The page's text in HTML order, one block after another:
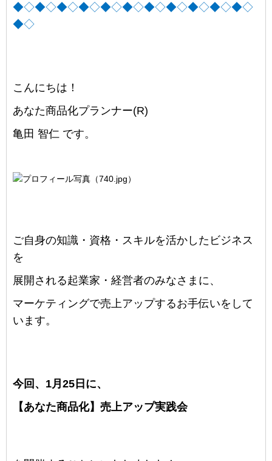
◆◇◆◇◆◇◆◇◆◇◆◇◆◇◆◇◆◇◆◇◆◇
◆◇
こんにちは！
あなた商品化プランナー(R)
亀田 智仁 です。
ご自身の知識・資格・スキルを活かしたビジネス
を
展開される起業家・経営者のみなさまに、
マーケティングで売上アップするお手伝いをして
います。
今回、 1月25日 に、
【あなた商品化】 売上アップ実践会